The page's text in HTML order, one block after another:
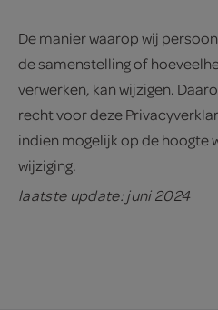
De manier waarop wij
de samenstelling of
verwerken, kan wijzigen.
recht voor deze
indien mogelijk op de hoogte
wijziging.
laatste update: juni 2024